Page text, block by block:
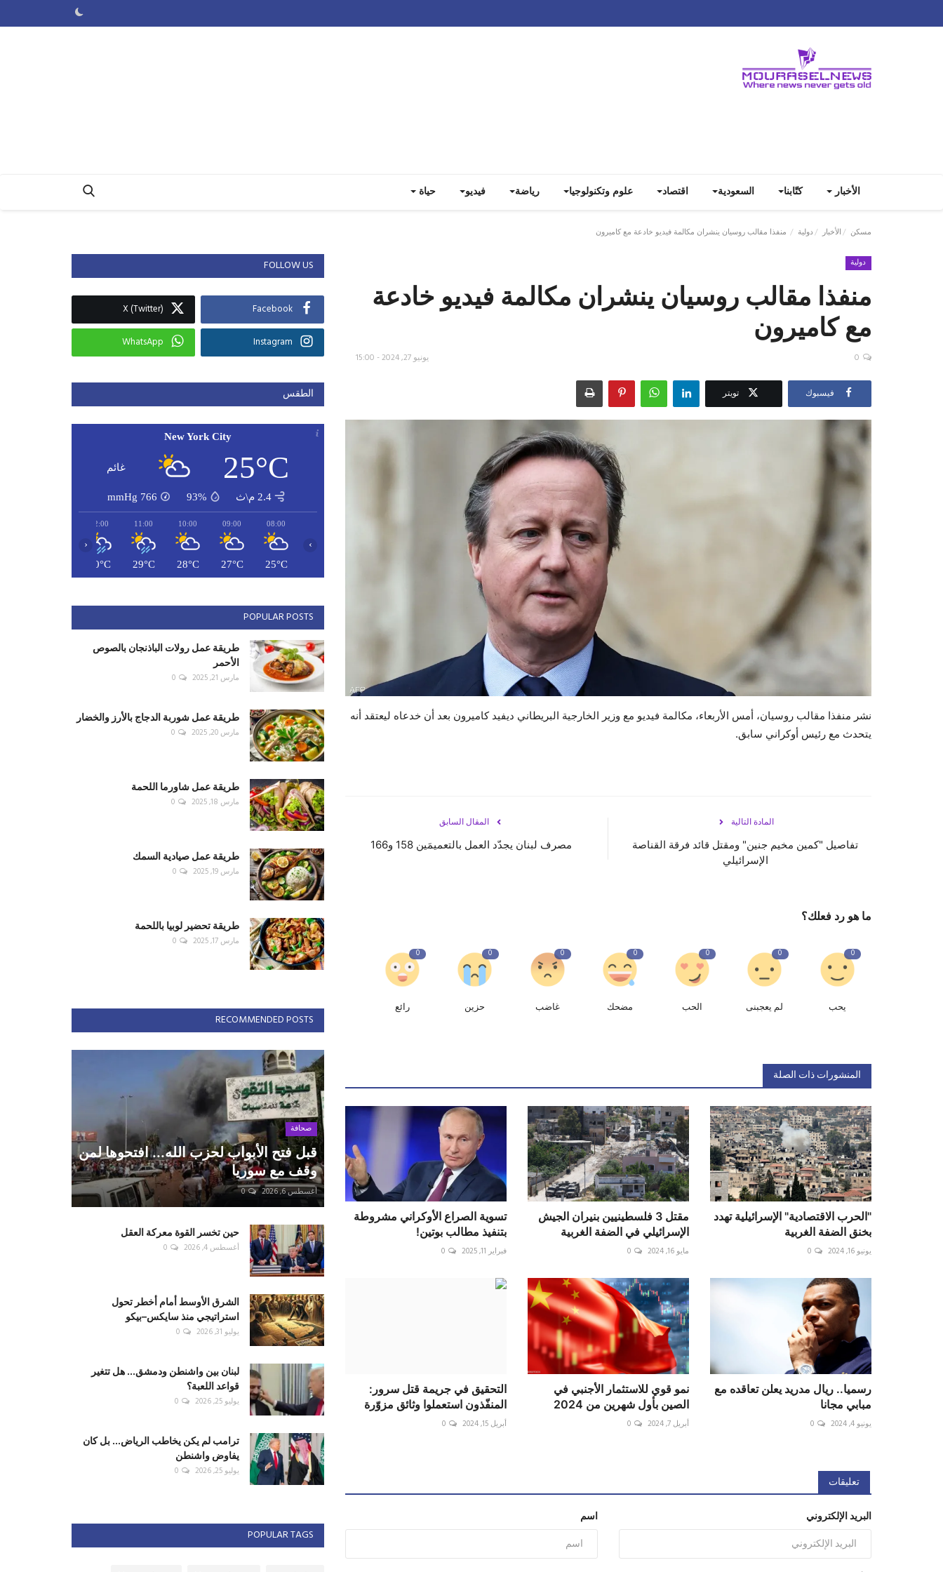
الأخبار كتّابنا السعودية اقتصاد علوم وتكنولوجيا رياضة فيديو حياة
مسكن الأخبار دولية منفذا مقالب روسيان ينشران مكالمة فيديو خادعة مع كاميرون
دولية
منفذا مقالب روسيان ينشران مكالمة فيديو خادعة
مع كاميرون
يونيو 27, 2024 - 15:00 0
فيسبوك تويتر
نشر منفذا مقالب روسيان، أمس الأربعاء، مكالمة فيديو مع وزير الخارجية البريطاني ديفيد كاميرون بعد أن خدعاه ليعتقد أنه
يتحدث مع رئيس أوكراني سابق.
المقال السابق
مصرف لبنان يجدّد العمل بالتعميمَين 158 و166
المادة التالية
تفاصيل "كمين مخيم جنين" ومقتل قائد فرقة القناصة
الإسرائيلي
ما هو رد فعلك؟
0
يحب
0
لم يعجبنى
0
الحب
0
مضحك
0
غاضب
0
حزين
0
رائع
المنشورات ذات الصلة
"الحرب الاقتصادية" الإسرائيلية تهدد
بخنق الضفة الغربية
يونيو 16, 2024 0
مقتل 3 فلسطينيين بنيران الجيش
الإسرائيلي في الضفة الغربية
مايو 16, 2024 0
تسوية الصراع الأوكراني مشروطة
بتنفيذ مطالب بوتين!
فبراير 11, 2025 0
رسميا.. ريال مدريد يعلن تعاقده مع
مبابي مجانا
يونيو 4, 2024 0
نمو قوي للاستثمار الأجنبي في
الصين بأول شهرين من 2024
أبريل 7, 2024 0
التحقيق في جريمة قتل سرور:
المنفّذون استعملوا وثائق مزوّرة
أبريل 15, 2024 0
تعليقات
اسم البريد الإلكتروني
FOLLOW US
Facebook
X (Twitter)
Instagram
WhatsApp
الطقس
New York City
25°C غائم
2.4 م\ث 93%
766
mmHg
08:00
25°C
09:00
27°C
10:00
28°C
11:00
29°C
12:00
30°C
‹ ›
POPULAR POSTS
طريقة عمل رولات الباذنجان بالصوص
الأحمر
مارس 21, 2025 0
طريقة عمل شوربة الدجاج بالأرز والخضار
مارس 20, 2025 0
طريقة عمل شاورما اللحمة
مارس 18, 2025 0
طريقة عمل صيادية السمك
مارس 19, 2025 0
طريقة تحضير لوبيا باللحمة
مارس 17, 2025 0
RECOMMENDED POSTS
صحافة
قبل فتح الأبواب لحزب الله... افتحوها لمن
وقف مع سوريا
أغسطس 6, 2026 0
حين تخسر القوة معركة العقل
أغسطس 4, 2026 0
الشرق الأوسط أمام أخطر تحول
استراتيجي منذ سايكس–بيكو
يوليو 31, 2026 0
لبنان بين واشنطن ودمشق... هل تتغير
قواعد اللعبة؟
يوليو 25, 2026 0
ترامب لم يكن يخاطب الرياض... بل كان
يفاوض واشنطن
يوليو 25, 2026 0
POPULAR TAGS